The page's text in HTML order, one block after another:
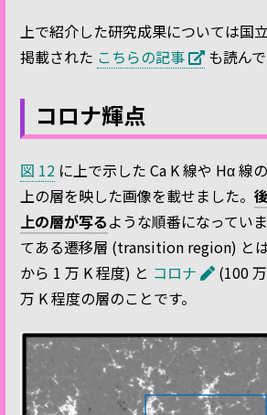
上で紹介した研究成果については国
掲載された こちらの記事 も読ん
コロナ輝点
図 12 に上で示した Ca K 線や Hα 線
上の層を映した画像を載せました。
上の層が写るような順番になってい
てある遷移層 (transition region) とは
から 1 万 K 程度) と コロナ
(100
万 K 程度の層のことです。